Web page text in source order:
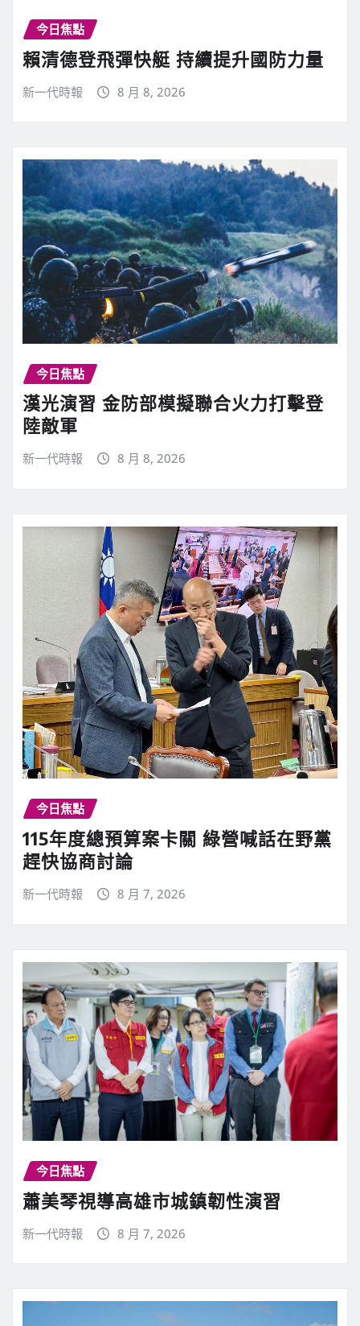
今日焦點
賴清德登飛彈快艇 持續提升國防力量
新一代時報 8 月 8, 2026
今日焦點
漢光演習 金防部模擬聯合火力打擊登
陸敵軍
新一代時報 8 月 8, 2026
今日焦點
115年度總預算案卡關 綠營喊話在野黨
趕快協商討論
新一代時報 8 月 7, 2026
今日焦點
蕭美琴視導高雄市城鎮韌性演習
新一代時報 8 月 7, 2026